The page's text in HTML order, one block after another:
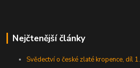
Nejčtenější články
Svědectví o české zlaté kropence, díl 1.